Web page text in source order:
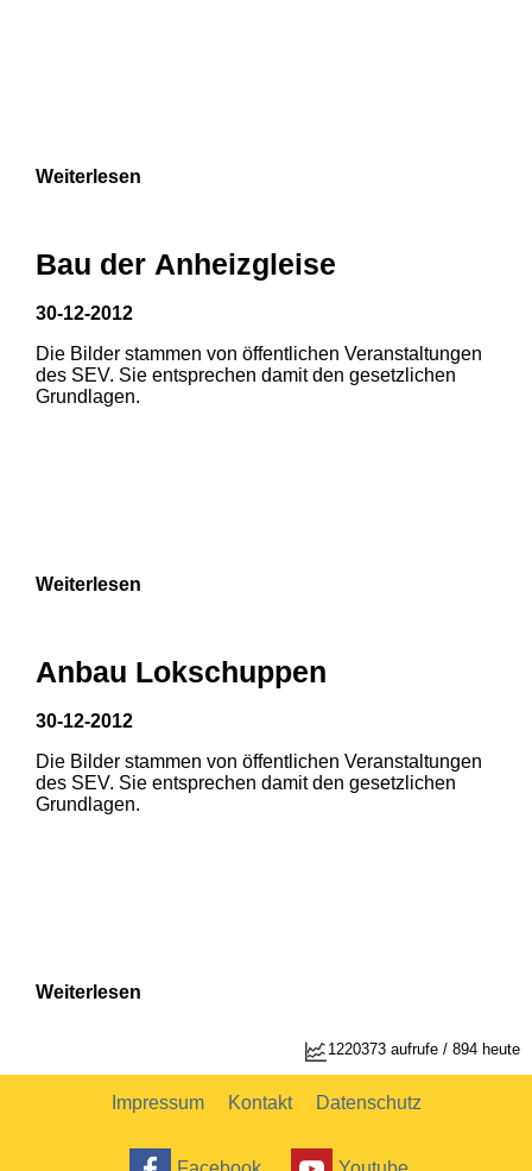
1 2 3
1 2
Weiterlesen
Bau der Anheizgleise
30-12-2012
Die Bilder stammen von öffentlichen Veranstaltungen
des SEV. Sie entsprechen damit den gesetzlichen
Grundlagen.
Weiterlesen
Anbau Lokschuppen
30-12-2012
Die Bilder stammen von öffentlichen Veranstaltungen
des SEV. Sie entsprechen damit den gesetzlichen
Grundlagen.
Weiterlesen
1220373 aufrufe / 894 heute
Impressum Kontakt Datenschutz